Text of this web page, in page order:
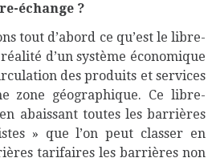
échange ?
tout d’abord ce qu’est le libre-
d’un système économique
des produits et services
zone géographique. Ce libre-
abaissant toutes les barrières
» que l’on peut classer en
tarifaires les barrières non